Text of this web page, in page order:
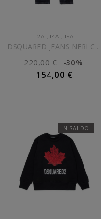
12A , 14A , 16A
DSQUARED JEANS NERI COOL...
220,00 € -30%
154,00 €
AGGIUNGI AL CARRELLO
IN SALDO!